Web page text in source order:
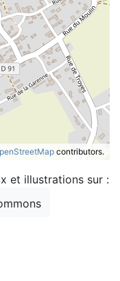
contributors.
et illustrations sur :